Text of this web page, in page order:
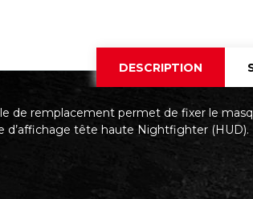
DESCRIPTION
de remplacement permet de fixer le
d’affichage tête haute Nightfighter (HUD).